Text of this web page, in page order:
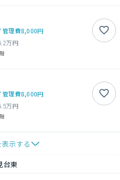
管理費8,000円
万円
管理費8,000円
万円
示する
台東